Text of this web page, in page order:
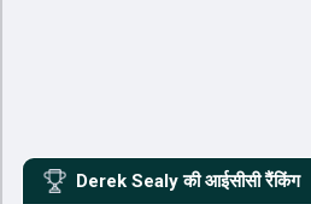
Derek Sealy की आईसीसी रैंकिंग